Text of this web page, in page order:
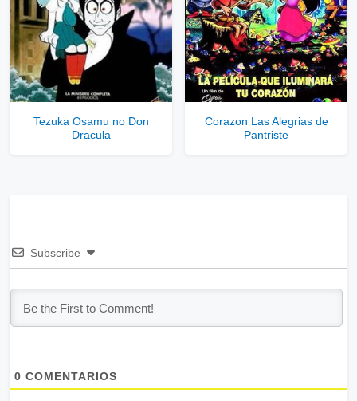
Tezuka Osamu no Don
Dracula
Corazon Las Alegrias de
Pantriste
Subscribe
0 COMENTARIOS